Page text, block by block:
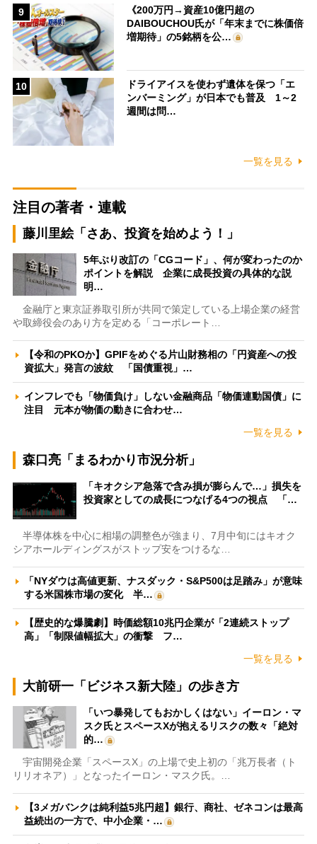
9
《200万円→資産10億円超の
DAIBOUCHOU氏が「年末までに株価倍
増期待」の5銘柄を公…
10
ドライアイスを使わず遺体を保つ「エ
ンバーミング」が日本でも普及 1～2
週間は問…
一覧を見る
注目の著者・連載
藤川里絵「さあ、投資を始めよう！」
5年ぶり改訂の「CGコード」、何が変わったのか
ポイントを解説 企業に成長投資の具体的な説
明…
金融庁と東京証券取引所が共同で策定している上場企業の経営
や取締役会のあり方を定める「コーポレート…
【令和のPKOか】GPIFをめぐる片山財務相の「円資産への投
資拡大」発言の波紋 「国債重視」…
インフレでも「物価負け」しない金融商品「物価連動国債」に
注目 元本が物価の動きに合わせ…
一覧を見る
森口亮「まるわかり市況分析」
「キオクシア急落で含み損が膨らんで…」損失を
投資家としての成長につなげる4つの視点 「…
半導体株を中心に相場の調整色が強まり、7月中旬にはキオク
シアホールディングスがストップ安をつけるな…
「NYダウは高値更新、ナスダック・S&P500は足踏み」が意味
する米国株市場の変化 半…
【歴史的な爆騰劇】時価総額10兆円企業が「2連続ストップ
高」「制限値幅拡大」の衝撃 フ…
一覧を見る
大前研一「ビジネス新大陸」の歩き方
「いつ暴発してもおかしくはない」イーロン・マ
スク氏とスペースXが抱えるリスクの数々「絶対
的…
宇宙開発企業「スペースX」の上場で史上初の「兆万長者（ト
リリオネア）」となったイーロン・マスク氏。…
【3メガバンクは純利益5兆円超】銀行、商社、ゼネコンは最高
益続出の一方で、中小企業・…